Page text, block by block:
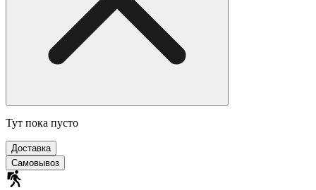
Тут пока пусто
Доставка
Самовывоз